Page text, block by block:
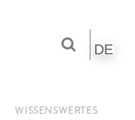
DE
WISSENSWERTES